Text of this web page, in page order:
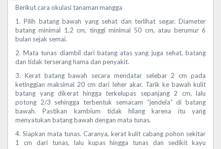
Berikut cara okulasi tanaman mangga
1. Pilih batang bawah yang sehat dan terlihat segar. Diameter
batang minimal 1,2 cm, tinggi minimal 50 cm, atau berumur 6
bulan sejak semai.
2. Mata tunas diambil dari batang atas yang juga sehat, batang
dan tidak terserang hama dan penyakit.
3. Kerat batang bawah secara mendatar selebar 2 cm pada
ketinggian maksimal 20 cm dari leher akar. Tarik ke bawah kulit
batang yang dikerat hingga terkelupas sepanjang 2 cm, lalu
potong 2/3 sehingga terbentuk semacam “jendela” di batang
bawah. Pastikan kambium tidak hilang karena itu yang
menyatukan batang bawah dengan mata tunas.
4. Siapkan mata tunas. Caranya, kerat kulit cabang pohon sekitar
1 cm dari tunas, lalu kupas hingga tunas dan sedikit kayu